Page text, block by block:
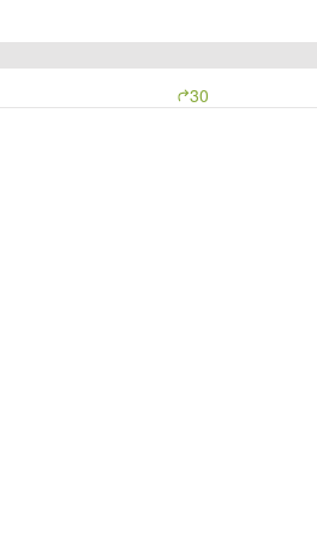
30